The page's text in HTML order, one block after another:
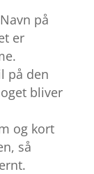
på
er
på den
bliver
og kort
så